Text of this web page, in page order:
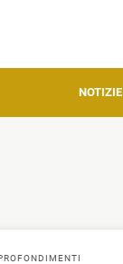
NOTIZIE